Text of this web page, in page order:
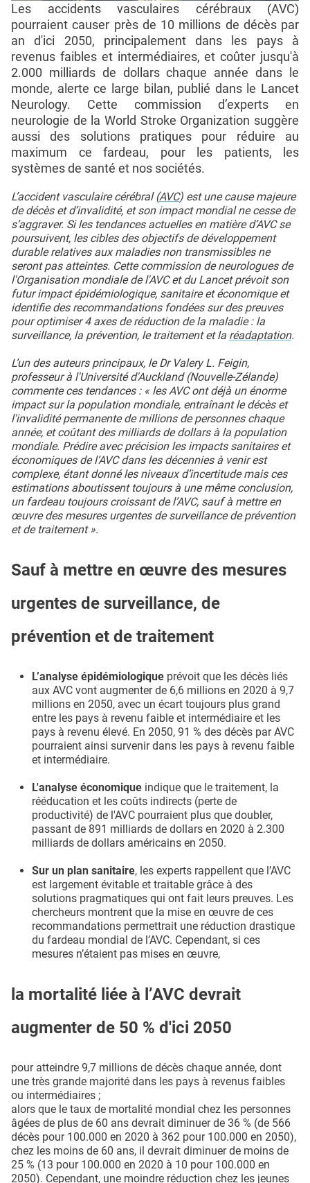
Les accidents vasculaires cérébraux (AVC)
pourraient causer près de 10 millions de décès par
an d'ici 2050, principalement dans les pays à
revenus faibles et intermédiaires, et coûter jusqu'à
2.000 milliards de dollars chaque année dans le
monde, alerte ce large bilan, publié dans le Lancet
Neurology. Cette commission d’experts en
neurologie de la World Stroke Organization suggère
aussi des solutions pratiques pour réduire au
maximum ce fardeau, pour les patients, les
systèmes de santé et nos sociétés.
L’accident vasculaire cérébral (AVC) est une cause majeure
de décès et d’invalidité, et son impact mondial ne cesse de
s’aggraver. Si les tendances actuelles en matière d’AVC se
poursuivent, les cibles des objectifs de développement
durable relatives aux maladies non transmissibles ne
seront pas atteintes. Cette commission de neurologues de
l'Organisation mondiale de l'AVC et du Lancet prévoit son
futur impact épidémiologique, sanitaire et économique et
identifie des recommandations fondées sur des preuves
pour optimiser 4 axes de réduction de la maladie : la
surveillance, la prévention, le traitement et la réadaptation.
L’un des auteurs principaux, le Dr Valery L. Feigin,
professeur à l'Université d'Auckland (Nouvelle-Zélande)
commente ces tendances : « les AVC ont déjà un énorme
impact sur la population mondiale, entraînant le décès et
l'invalidité permanente de millions de personnes chaque
année, et coûtant des milliards de dollars à la population
mondiale. Prédire avec précision les impacts sanitaires et
économiques de l’AVC dans les décennies à venir est
complexe, étant donné les niveaux d’incertitude mais ces
estimations aboutissent toujours à une même conclusion,
un fardeau toujours croissant de l’AVC, sauf à mettre en
œuvre des mesures urgentes de surveillance de prévention
et de traitement ».
Sauf à mettre en œuvre des mesures
urgentes de surveillance, de
prévention et de traitement
L’analyse épidémiologique prévoit que les décès liés
aux AVC vont augmenter de 6,6 millions en 2020 à 9,7
millions en 2050, avec un écart toujours plus grand
entre les pays à revenu faible et intermédiaire et les
pays à revenu élevé. En 2050, 91 % des décès par AVC
pourraient ainsi survenir dans les pays à revenu faible
et intermédiaire.
L'analyse économique indique que le traitement, la
rééducation et les coûts indirects (perte de
productivité) de l'AVC pourraient plus que doubler,
passant de 891 milliards de dollars en 2020 à 2.300
milliards de dollars américains en 2050.
Sur un plan sanitaire, les experts rappellent que l’AVC
est largement évitable et traitable grâce à des
solutions pragmatiques qui ont fait leurs preuves. Les
chercheurs montrent que la mise en œuvre de ces
recommandations permettrait une réduction drastique
du fardeau mondial de l’AVC. Cependant, si ces
mesures n’étaient pas mises en œuvre,
la mortalité liée à l’AVC devrait
augmenter de 50 % d'ici 2050
pour atteindre 9,7 millions de décès chaque année, dont
une très grande majorité dans les pays à revenus faibles
ou intermédiaires ;
alors que le taux de mortalité mondial chez les personnes
âgées de plus de 60 ans devrait diminuer de 36 % (de 566
décès pour 100.000 en 2020 à 362 pour 100.000 en 2050),
chez les moins de 60 ans, il devrait diminuer de moins de
25 % (13 pour 100.000 en 2020 à 10 pour 100.000 en
2050). Cependant, une moindre réduction chez les jeunes